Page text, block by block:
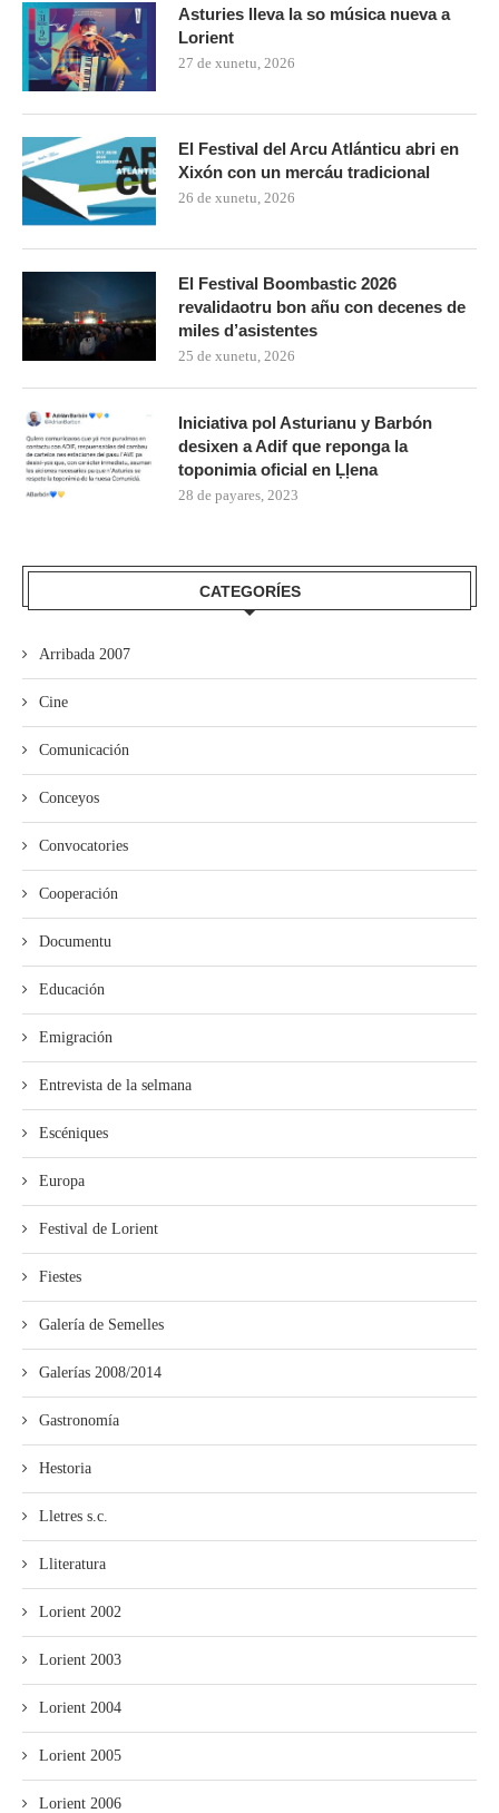
Asturies lleva la so música nueva a
Lorient
27 de xunetu, 2026
El Festival del Arcu Atlánticu abri en
Xixón con un mercáu tradicional
26 de xunetu, 2026
El Festival Boombastic 2026
revalidaotru bon añu con decenes de
miles d’asistentes
25 de xunetu, 2026
Iniciativa pol Asturianu y Barbón
desixen a Adif que reponga la
toponimia oficial en Ḷḷena
28 de payares, 2023
CATEGORÍES
Arribada 2007
Cine
Comunicación
Conceyos
Convocatories
Cooperación
Documentu
Educación
Emigración
Entrevista de la selmana
Escéniques
Europa
Festival de Lorient
Fiestes
Galería de Semelles
Galerías 2008/2014
Gastronomía
Hestoria
Lletres s.c.
Lliteratura
Lorient 2002
Lorient 2003
Lorient 2004
Lorient 2005
Lorient 2006